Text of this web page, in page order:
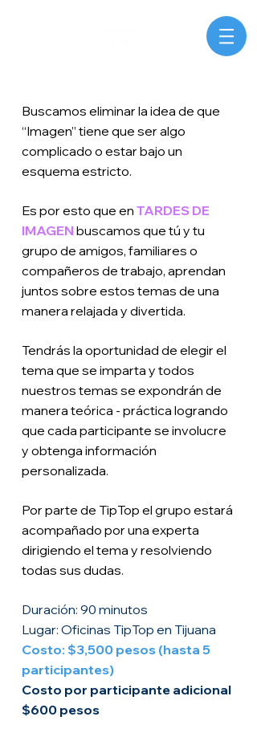
Buscamos eliminar la idea de que
“Imagen” tiene que ser algo
complicado o estar bajo un
esquema estricto.
Es por esto que en TARDES DE
IMAGEN buscamos que tú y tu
grupo de amigos, familiares o
compañeros de trabajo, aprendan
juntos sobre estos temas de una
manera relajada y divertida.
Tendrás la oportunidad de elegir el
tema que se imparta y todos
nuestros temas se expondrán de
manera teórica - práctica logrando
que cada participante se involucre
y obtenga información
personalizada.
Por parte de TipTop el grupo estará
acompañado por una experta
dirigiendo el tema y resolviendo
todas sus dudas.
Duración: 90 minutos
Lugar: Oficinas TipTop en Tijuana
Costo: $3,500 pesos (hasta 5
participantes)
Costo por participante adicional
$600 pesos